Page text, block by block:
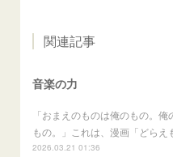
関連記事
音楽の力
「おまえのものは俺のもの。
もの。」これは、漫画「どらえ
2026.03.21 01:36